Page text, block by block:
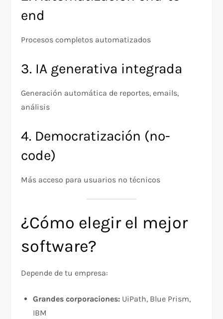
end
Procesos completos automatizados
3. IA generativa integrada
Generación automática de reportes, emails,
análisis
4. Democratización (no-
code)
Más acceso para usuarios no técnicos
¿Cómo elegir el mejor
software?
Depende de tu empresa:
Grandes corporaciones: UiPath, Blue Prism,
IBM